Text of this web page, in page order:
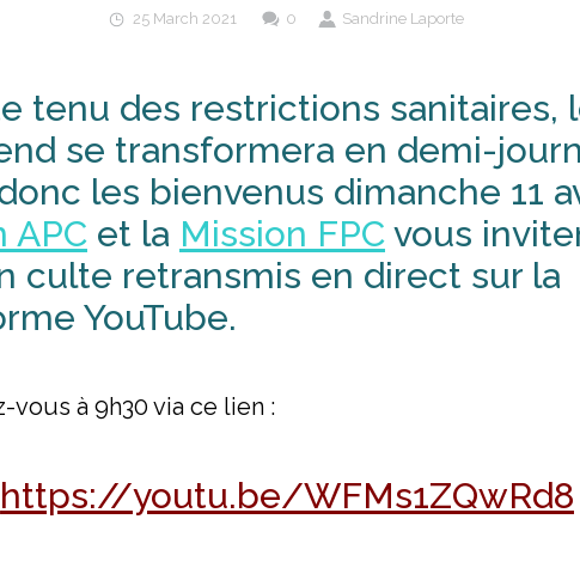
25 March 2021 0 Sandrine Laporte
tenu des restrictions sanitaires,
se transformera en demi-
les bienvenus dimanche 11
APC et la Mission FPC vous
culte retransmis en direct sur la
YouTube.
vous à 9h30 via ce lien :
https://youtu.be/WFMs1ZQwRd8